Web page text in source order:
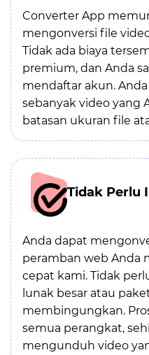
Converter App
mengonversi file
Tidak ada biaya
premium, dan Anda
mendaftar akun.
sebanyak video yang
batasan ukuran file
Tidak Perlu
Anda dapat
peramban web Anda
cepat kami. Tidak
lunak besar atau
membingungkan.
semua perangkat,
mengunduh video